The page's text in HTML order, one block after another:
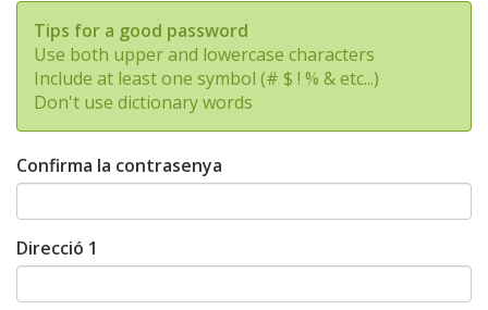
Rating:
Tips for a good password
Use both upper and lowercase characters
Include at least one symbol (# $ ! % & etc...)
Don't use dictionary words
Confirma la contrasenya
Direcció 1